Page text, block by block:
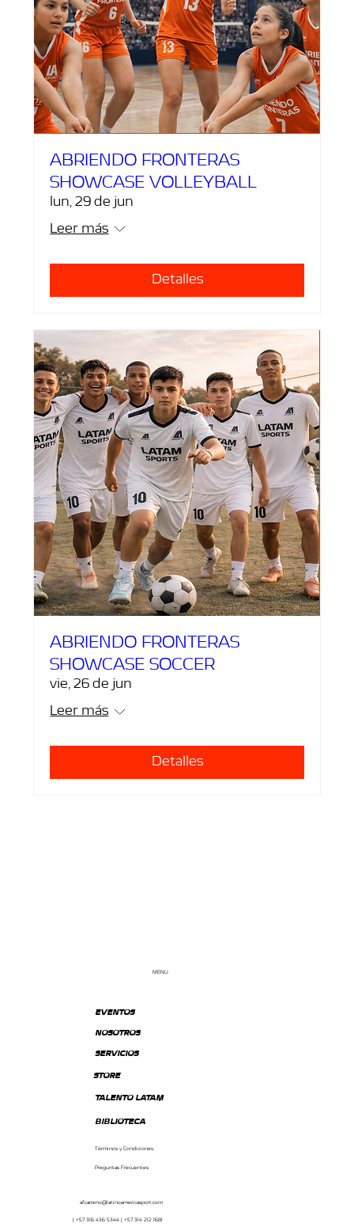
ABRIENDO FRONTERAS
SHOWCASE VOLLEYBALL
lun, 29 de jun
Leer más
Detalles
ABRIENDO FRONTERAS
SHOWCASE SOCCER
vie, 26 de jun
Leer más
Detalles
af.carreno@latinoamericasport.com
| +57 316 436 5344 | +57 314 212 1681
MENU
EVENTOS
NOSOTROS
SERVICIOS
STORE
TALENTO LATAM
BIBLIOTECA
Términos y Condiciones
Preguntas Frecuentes